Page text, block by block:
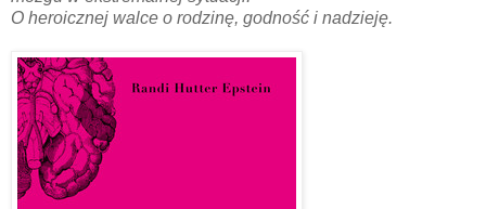
O heroicznej walce o rodzinę, godność i nadzieję.